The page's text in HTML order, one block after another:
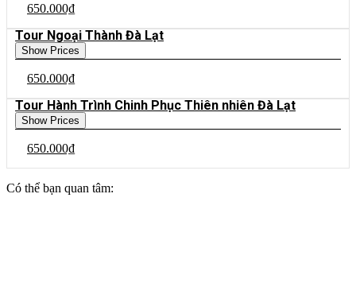
650.000₫
Tour Ngoại Thành Đà Lạt
Show Prices
650.000₫
Tour Hành Trình Chinh Phục Thiên nhiên Đà Lạt
Show Prices
650.000₫
Có thể bạn quan tâm: